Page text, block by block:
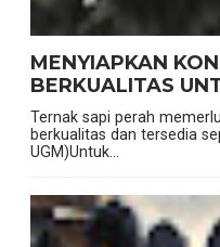
MENYIAPKAN
BERKUALITAS
Ternak sapi perah
berkualitas dan tersedia
UGM)Untuk...